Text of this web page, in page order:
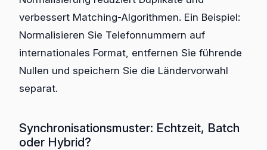
verbessert Matching-Algorithmen. Ein Beispiel:
Normalisieren Sie Telefonnummern auf
internationales Format, entfernen Sie führende
Nullen und speichern Sie die Ländervorwahl
separat.
Synchronisationsmuster: Echtzeit, Batch
oder Hybrid?